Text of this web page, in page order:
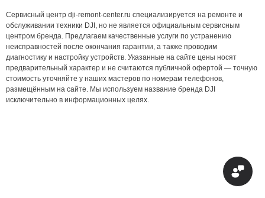
Сервисный центр dji-remont-center.ru специализируется на ремонте и
обслуживании техники DJI, но не является официальным сервисным
центром бренда. Предлагаем качественные услуги по устранению
неисправностей после окончания гарантии, а также проводим
диагностику и настройку устройств. Указанные на сайте цены носят
предварительный характер и не считаются публичной офертой — точную
стоимость уточняйте у наших мастеров по номерам телефонов,
размещённым на сайте. Мы используем название бренда DJI
исключительно в информационных целях.